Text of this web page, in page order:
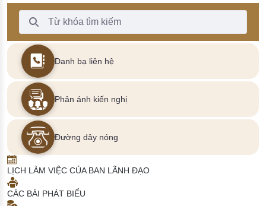
Thanh Tìm kiếm
Danh bạ liên hệ
Phản ánh kiến nghị
Đường dây nóng
LỊCH LÀM VIỆC CỦA BAN LÃNH ĐẠO
CÁC BÀI PHÁT BIỂU